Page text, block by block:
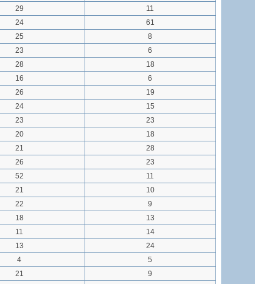
29
11
24
61
25
8
23
6
28
18
16
6
26
19
24
15
23
23
20
18
21
28
26
23
52
11
21
10
22
9
18
13
11
14
13
24
4
5
21
9